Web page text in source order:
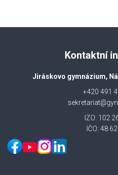
Kontaktní
Jiráskovo gymnázium,
+420 491
IZO: 102
IČO: 48